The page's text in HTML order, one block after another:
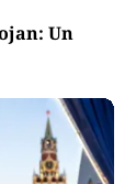
Un